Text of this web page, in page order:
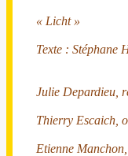
« Licht »
Texte : Stéphane
Julie Depardieu,
Thierry Escaich,
Etienne